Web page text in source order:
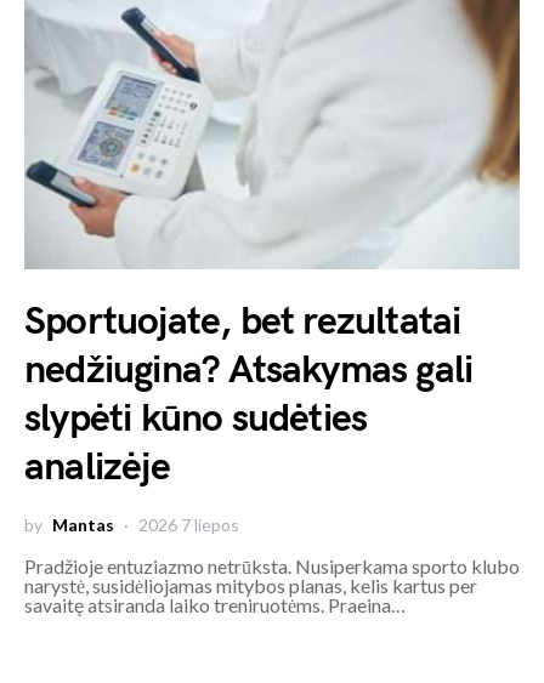
Sportuojate, bet rezultatai
nedžiugina? Atsakymas gali
slypėti kūno sudėties
analizėje
by Mantas 2026 7 liepos
Pradžioje entuziazmo netrūksta. Nusiperkama sporto klubo
narystė, susidėliojamas mitybos planas, kelis kartus per
savaitę atsiranda laiko treniruotėms. Praeina…